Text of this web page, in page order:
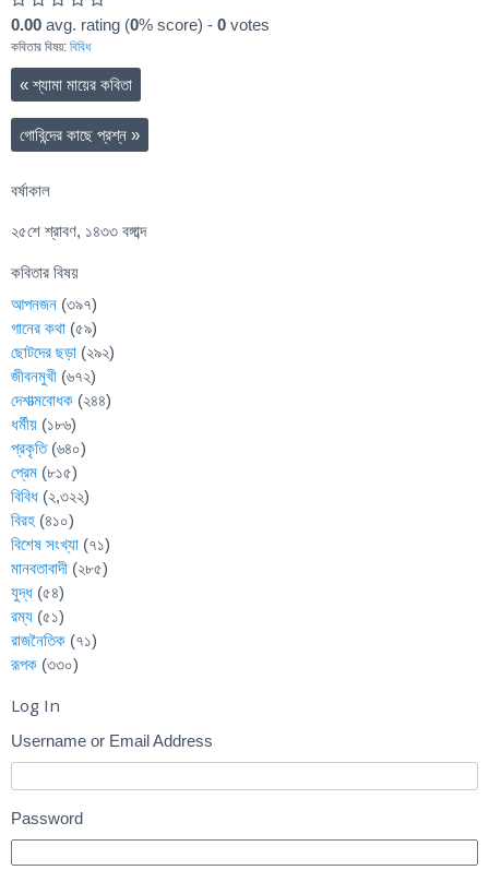
0.00 avg. rating (0% score) - 0 votes
কবিতার বিষয়: বিবিধ
«শ্যামা মায়ের কবিতা
গোবিন্দের কাছে প্রশ্ন »
বর্ষাকাল
২৫শে শ্রাবণ, ১৪৩৩ বঙ্গাব্দ
কবিতার বিষয়
আপনজন (৩৯৭)
গানের কথা (৫৯)
ছোটদের ছড়া (২৯২)
জীবনমুখী (৬৭২)
দেশাত্মবোধক (২৪৪)
ধর্মীয় (১৮৬)
প্রকৃতি(৬৪০)
প্রেম (৮১৫)
বিবিধ (২,৩২২)
বিরহ (৪১০)
বিশেষ সংখ্যা (৭১)
মানবতাবাদী (২৮৫)
যুদ্ধ (৫৪)
রম্য (৫১)
রাজনৈতিক (৭১)
রূপক (৩৩০)
Log In
Username or Email Address
Password